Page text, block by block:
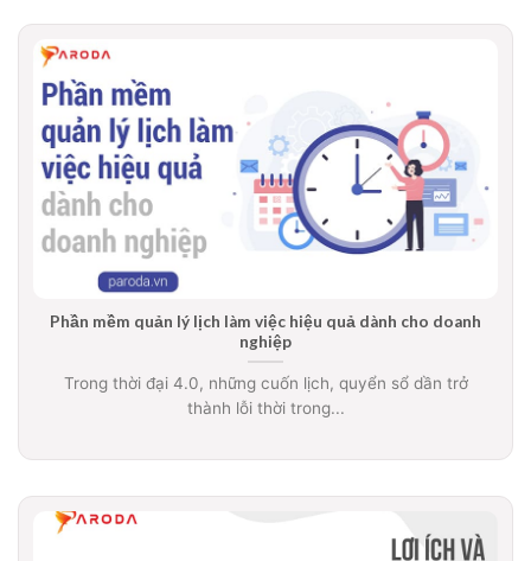
Phần mềm quản lý lịch làm việc hiệu quả dành cho doanh
nghiệp
Trong thời đại 4.0, những cuốn lịch, quyển sổ dần trở
thành lỗi thời trong...